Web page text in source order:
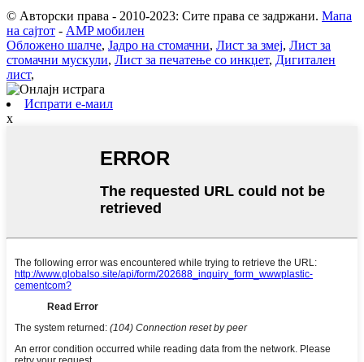
© Авторски права - 2010-2023: Сите права се задржани. Мапа
на сајтот - AMP мобилен
Обложено шалче, Јадро на стомачни, Лист за змеј, Лист за
стомачни мускули, Лист за печатење со инкџет, Дигитален
лист,
Испрати е-маил
x